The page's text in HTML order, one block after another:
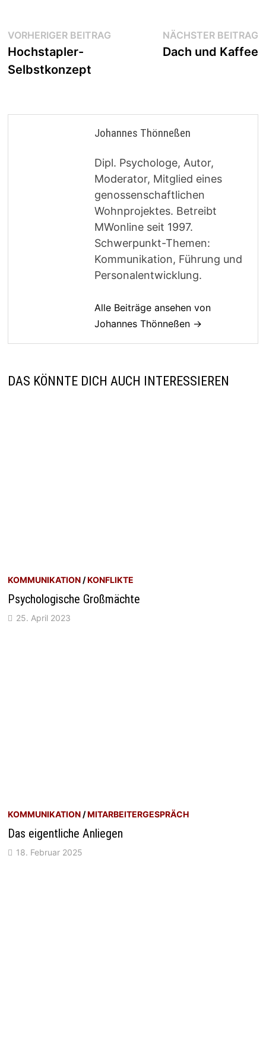
Beitragsnavigation
VORHERIGER BEITRAG Vorheriger
Hochstapler-
Selbstkonzept
NÄCHSTER BEITRAG
Dach und Kaffee
Johannes Thönneßen
Dipl. Psychologe, Autor,
Moderator, Mitglied eines
genossenschaftlichen
Wohnprojektes. Betreibt
MWonline seit 1997.
Schwerpunkt-Themen:
Kommunikation, Führung und
Personalentwicklung.
Alle Beiträge ansehen von
Johannes Thönneßen →
DAS KÖNNTE DICH AUCH INTERESSIEREN
KOMMUNIKATION /KONFLIKTE
Psychologische Großmächte
25. April 2023
KOMMUNIKATION /MITARBEITERGESPRÄCH
Das eigentliche Anliegen
18. Februar 2025